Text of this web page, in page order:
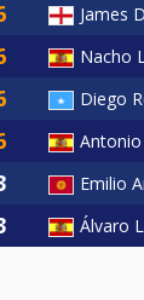
James
Nacho
Diego
Emilio
Álvaro